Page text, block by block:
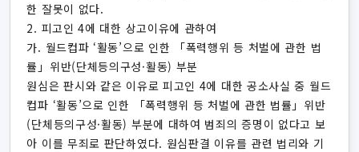
한 잘못이 없다.
2. 피고인 4에 대한 상고이유에 관하여
가. 월드컵파 ‘활동’으로 인한 「폭력행위 등 처벌에 관한 법
률」위반(단체등의구성·활동) 부분
원심은 판시와 같은 이유로 피고인 4에 대한 공소사실 중 월드
컵파 ‘활동’으로 인한 「폭력행위 등 처벌에 관한 법률」위반
(단체등의구성·활동) 부분에 대하여 범죄의 증명이 없다고 보
아 이를 무죄로 판단하였다. 원심판결 이유를 관련 법리와 기